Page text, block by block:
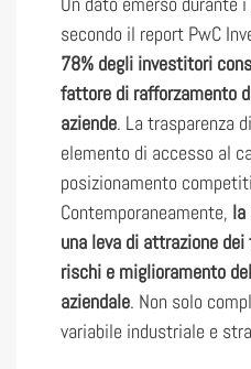
secondo il report PwC
78% degli investitori
fattore di rafforzamento
aziende. La trasparenza
elemento di accesso al
posizionamento
Contemporaneamente, la
una leva di attrazione
rischi e miglioramento
aziendale. Non solo
variabile industriale e